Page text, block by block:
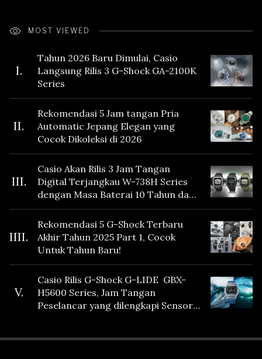
MOST VIEWED
I.
Tahun 2026 Baru Dimulai, Casio
Langsung Rilis 3 G-Shock GA-2100K
Series
II.
Rekomendasi 5 Jam tangan Pria
Automatic Jepang Elegan yang
Cocok Dikoleksi di 2026
III.
Casio Akan Rilis 3 Jam Tangan
Digital Terjangkau W-738H Series
dengan Masa Baterai 10 Tahun dan
Fitur Vibration
IIII.
Rekomendasi 5 G-Shock Terbaru
Akhir Tahun 2025 Part 1, Cocok
Untuk Tahun Baru!
V.
Casio Rilis G-Shock G-LIDE GBX-
H5600 Series, Jam Tangan
Peselancar yang dilengkapi Sensor